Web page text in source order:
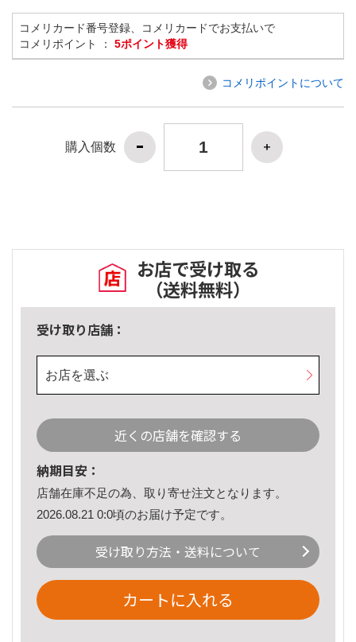
コメリカード番号登録、コメリカードでお支払いで
コメリポイント ： 5ポイント獲得
コメリポイントについて
購入個数
お店で受け取る
（送料無料）
受け取り店舗：
お店を選ぶ
近くの店舗を確認する
納期目安：
店舗在庫不足の為、取り寄せ注文となります。
2026.08.21 0:0頃のお届け予定です。
受け取り方法・送料について
カートに入れる